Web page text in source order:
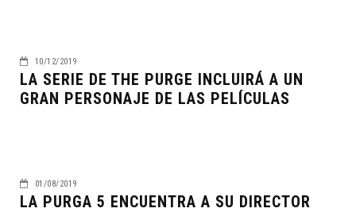
10/12/2019
LA SERIE DE THE PURGE INCLUIRÁ A UN
GRAN PERSONAJE DE LAS PELÍCULAS
01/08/2019
LA PURGA 5 ENCUENTRA A SU DIRECTOR